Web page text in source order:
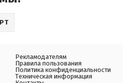
Рекламодателям
Правила пользования
Политика конфиденциальности
Техническая информация